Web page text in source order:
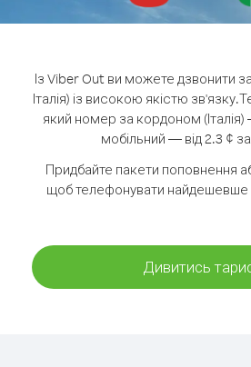
Із Viber Out ви можете дзвонити
Італія) із високою якістю зв'язку.
який номер за кордоном
мобільний — від 2.3 ¢
Придбайте пакети поповнення
щоб телефонувати найдешевше
Дивитись